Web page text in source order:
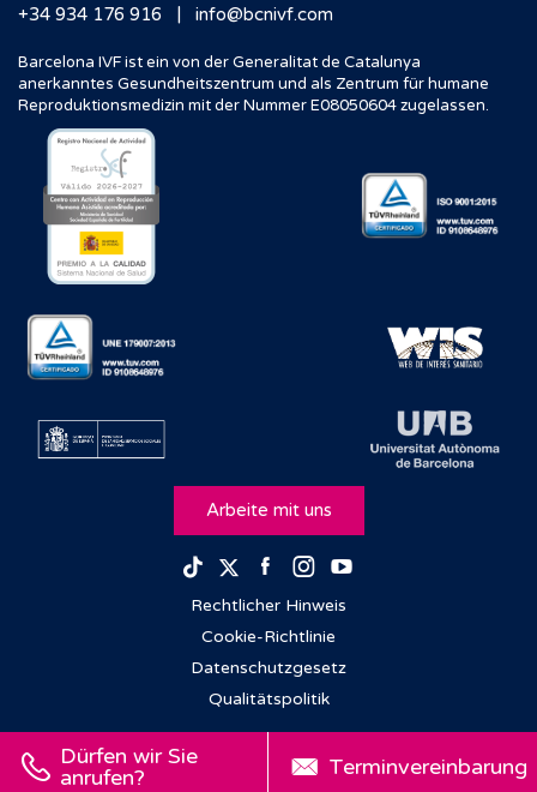
Dürfen wir Sie
anrufen?
Terminvereinbarung
+34 934 176 916
| info@bcnivf.com
Barcelona IVF ist ein von der Generalitat de Catalunya
anerkanntes Gesundheitszentrum und als Zentrum für humane
Reproduktionsmedizin mit der Nummer E08050604 zugelassen.
Arbeite mit uns
TikTokTwitterFacebook
Instagram
Rechtlicher Hinweis
Cookie-Richtlinie
Datenschutzgesetz
Qualitätspolitik